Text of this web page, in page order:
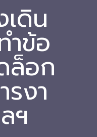
นการแลกเปลี่ยนข้อมูล
านำร่อง
ตกรรมการศึกษา
ดิน
ำข้อ
ล็อก
รงา
ฯ